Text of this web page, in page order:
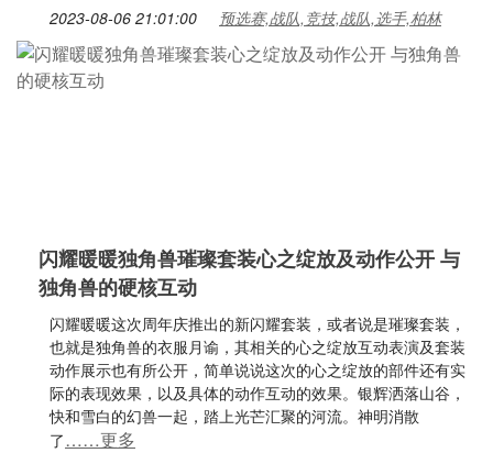
2023-08-06 21:01:00 预选赛,战队,竞技,战队,选手,柏林
闪耀暖暖独角兽璀璨套装心之绽放及动作公开 与
独角兽的硬核互动
闪耀暖暖这次周年庆推出的新闪耀套装，或者说是璀璨套装，
也就是独角兽的衣服月谕，其相关的心之绽放互动表演及套装
动作展示也有所公开，简单说说这次的心之绽放的部件还有实
际的表现效果，以及具体的动作互动的效果。银辉洒落山谷，
快和雪白的幻兽一起，踏上光芒汇聚的河流。神明消散
了……更多